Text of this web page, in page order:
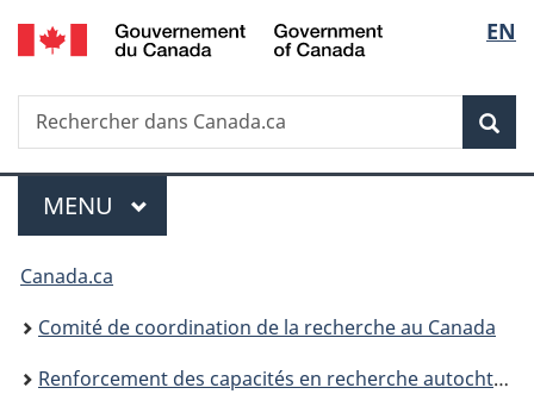
Passer
au
principal
Passer
à
Au
du
Passer
à
version
simplifiée
de
la
EN
Recherche
Rechercher
dans
Menu
MENU PRINCIPAL
Vous
êtes
ici :
Canada.ca
Comité de coordination de la recherche au Canada
Renforcement des capacités en recherche autochtone